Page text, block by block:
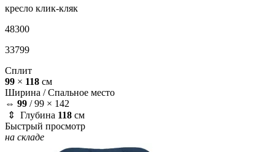
кресло клик-кляк
48300
33799
Сплит
99 × 118 см
Ширина /Спальное место
⇔ 99 /99 × 142
⇕ Глубина 118 см
Быстрый просмотр
на складе